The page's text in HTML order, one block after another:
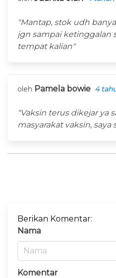
"Mantap, stok udh
jgn sampai ketinggalan
tempat kalian"
oleh Pamela bowie 4
"Vaksin terus dikejar ya
masyarakat vaksin, saya
Berikan Komentar:
Nama
Komentar